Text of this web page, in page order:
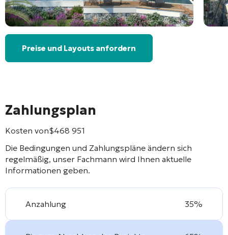
Preise und Layouts anfordern
Zahlungsplan
Kosten von$468 951
Die Bedingungen und Zahlungspläne ändern sich
regelmäßig, unser Fachmann wird Ihnen aktuelle
Informationen geben.
Anzahlung 35%